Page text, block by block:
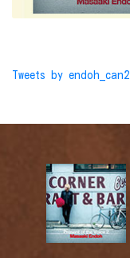
Tweets by endoh_can2